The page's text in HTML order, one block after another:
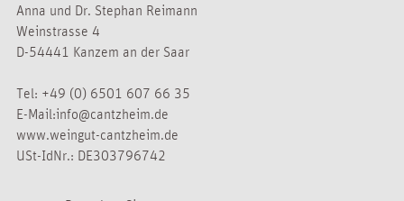
Anna und Dr. Stephan Reimann
Weinstrasse 4
D-54441 Kanzem an der Saar
Tel: +49 (0) 6501 607 66 35
E-Mail:info@cantzheim.de
www.weingut-cantzheim.de
USt-IdNr.: DE303796742